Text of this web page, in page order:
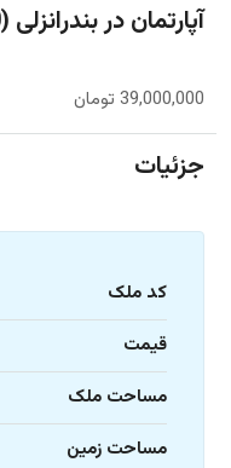
آپارتمان در بندرانزلی (100 متر)
39,000,000 تومان
جزئیات
کد ملک
قیمت
مساحت ملک
مساحت زمین